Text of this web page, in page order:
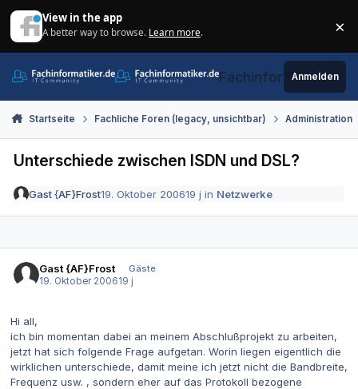
View in the app
A better way to browse. Learn more. ×
Fachinformatiker.de
Anmelden
Startseite Fachliche Foren (legacy, unsichtbar) Administration
Unterschiede zwischen ISDN und DSL?
Gast {AF}Frost19. Oktober 200619 j in Netzwerke
Gast {AF}Frost
Gäste
19. Oktober 200619 j
Hi all,
ich bin momentan dabei an meinem Abschlußprojekt zu arbeiten,
jetzt hat sich folgende Frage aufgetan. Worin liegen eigentlich die
wirklichen unterschiede, damit meine ich jetzt nicht die Bandbreite,
Frequenz usw. , sondern eher auf das Protokoll bezogene